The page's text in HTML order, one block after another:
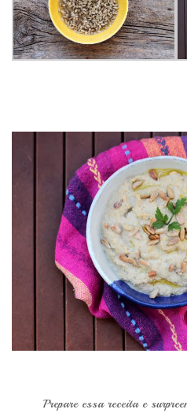
Prepare essa receita e